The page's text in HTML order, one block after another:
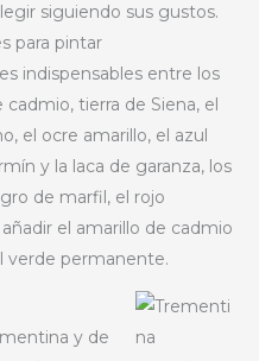
siguiendo sus gustos.
indispensables entre los
tierra de Siena, el
el ocre amarillo, el azul
y la laca de garanza, los
de marfil, el rojo
el amarillo de cadmio
verde permanente.
y de